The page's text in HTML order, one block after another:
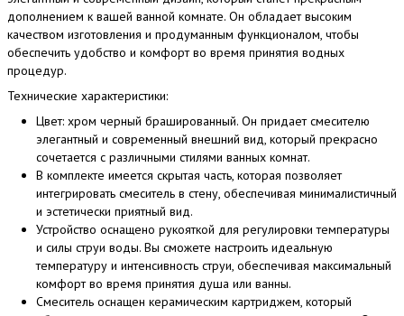
дополнением к вашей ванной комнате. Он обладает высоким
качеством изготовления и продуманным функционалом, чтобы
обеспечить удобство и комфорт во время принятия водных
процедур.
Технические характеристики:
Цвет: хром черный брашированный. Он придает смесителю
элегантный и современный внешний вид, который прекрасно
сочетается с различными стилями ванных комнат.
В комплекте имеется скрытая часть, которая позволяет
интегрировать смеситель в стену, обеспечивая минималистичный
и эстетически приятный вид.
Устройство оснащено рукояткой для регулировки температуры
и силы струи воды. Вы сможете настроить идеальную
температуру и интенсивность струи, обеспечивая максимальный
комфорт во время принятия душа или ванны.
Смеситель оснащен керамическим картриджем, который